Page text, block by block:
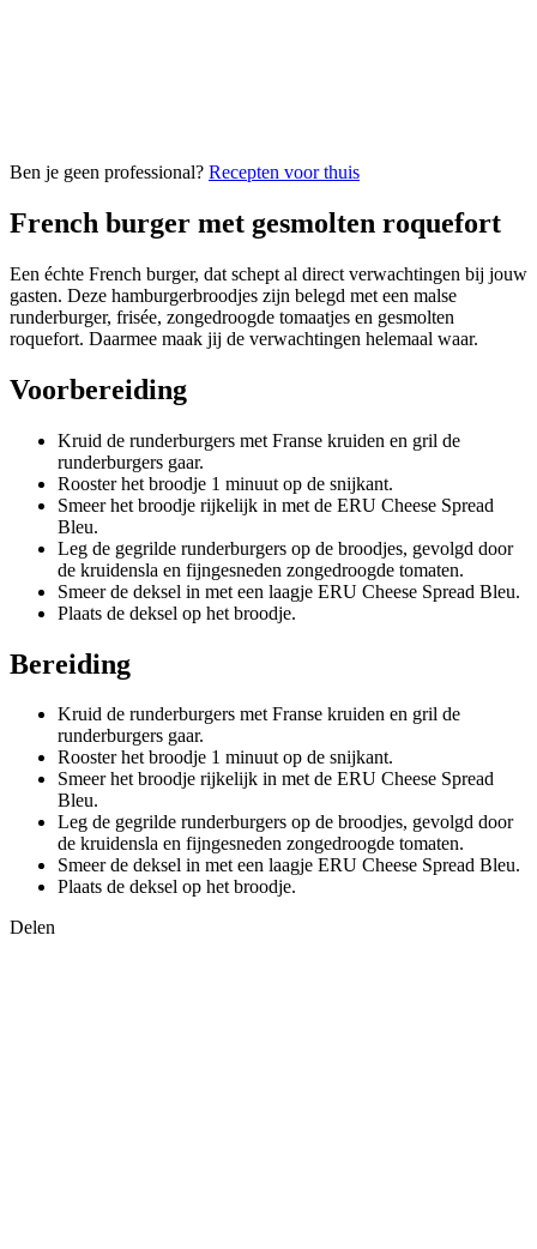
Ben je geen professional? Recepten voor thuis
French burger met gesmolten roquefort
Een échte French burger, dat schept al direct verwachtingen bij jouw
gasten. Deze hamburgerbroodjes zijn belegd met een malse
runderburger, frisée, zongedroogde tomaatjes en gesmolten
roquefort. Daarmee maak jij de verwachtingen helemaal waar.
Voorbereiding
Kruid de runderburgers met Franse kruiden en gril de
runderburgers gaar.
Rooster het broodje 1 minuut op de snijkant.
Smeer het broodje rijkelijk in met de ERU Cheese Spread
Bleu.
Leg de gegrilde runderburgers op de broodjes, gevolgd door
de kruidensla en fijngesneden zongedroogde tomaten.
Smeer de deksel in met een laagje ERU Cheese Spread Bleu.
Plaats de deksel op het broodje.
Bereiding
Kruid de runderburgers met Franse kruiden en gril de
runderburgers gaar.
Rooster het broodje 1 minuut op de snijkant.
Smeer het broodje rijkelijk in met de ERU Cheese Spread
Bleu.
Leg de gegrilde runderburgers op de broodjes, gevolgd door
de kruidensla en fijngesneden zongedroogde tomaten.
Smeer de deksel in met een laagje ERU Cheese Spread Bleu.
Plaats de deksel op het broodje.
Delen